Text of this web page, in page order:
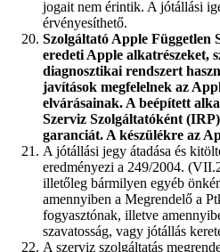
jogait nem érintik. A jótállási
érvényesíthető.
Szolgáltató Apple Független
eredeti Apple alkatrészeket,
diagnosztikai rendszert
javítások megfelelnek az
elvárásainak. A beépített
Szerviz Szolgáltatóként
garanciát. A készülékre az
A jótállási jegy átadása és
eredményezi a 249/2004.
illetőleg bármilyen egyéb
amennyiben a Megrendelő a
fogyasztónak, illetve
szavatosság, vagy jótállás
A szerviz szolgáltatás